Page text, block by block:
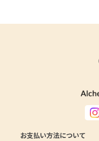
お支払い方法について